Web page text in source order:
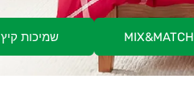
MIX&MATCH שמיכות קיץ